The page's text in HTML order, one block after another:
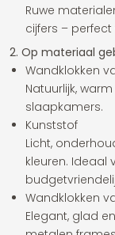
Ruwe
cijfers –
2. Op materiaal
Wandklokken
Natuurlijk,
slaapkamers.
Kunststof
Licht,
kleuren. Ideaal
Wandklokken
Elegant, glad